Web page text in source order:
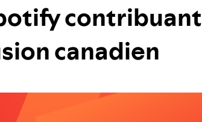
contribuant
canadien